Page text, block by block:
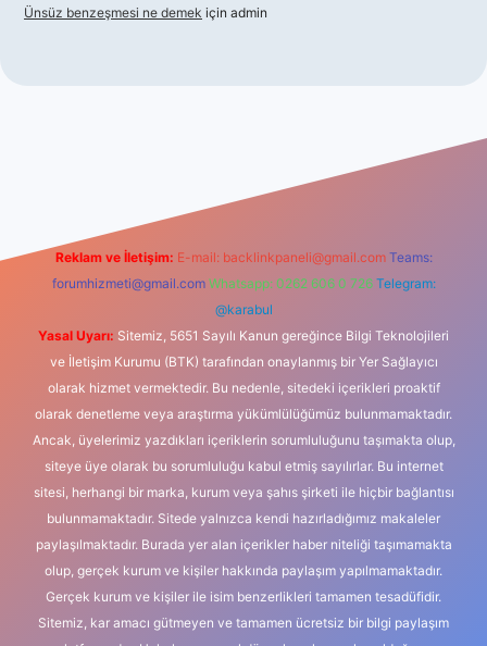
Ünsüz benzeşmesi ne demek için admin
Reklam ve İletişim: E-mail: backlinkpaneli@gmail.com Teams:
forumhizmeti@gmail.com Whatsapp: 0262 606 0 726 Telegram:
@karabul
Yasal Uyarı: Sitemiz, 5651 Sayılı Kanun gereğince Bilgi Teknolojileri
ve İletişim Kurumu (BTK) tarafından onaylanmış bir Yer Sağlayıcı
olarak hizmet vermektedir. Bu nedenle, sitedeki içerikleri proaktif
olarak denetleme veya araştırma yükümlülüğümüz bulunmamaktadır.
Ancak, üyelerimiz yazdıkları içeriklerin sorumluluğunu taşımakta olup,
siteye üye olarak bu sorumluluğu kabul etmiş sayılırlar. Bu internet
sitesi, herhangi bir marka, kurum veya şahıs şirketi ile hiçbir bağlantısı
bulunmamaktadır. Sitede yalnızca kendi hazırladığımız makaleler
paylaşılmaktadır. Burada yer alan içerikler haber niteliği taşımamakta
olup, gerçek kurum ve kişiler hakkında paylaşım yapılmamaktadır.
Gerçek kurum ve kişiler ile isim benzerlikleri tamamen tesadüfidir.
Sitemiz, kar amacı gütmeyen ve tamamen ücretsiz bir bilgi paylaşım